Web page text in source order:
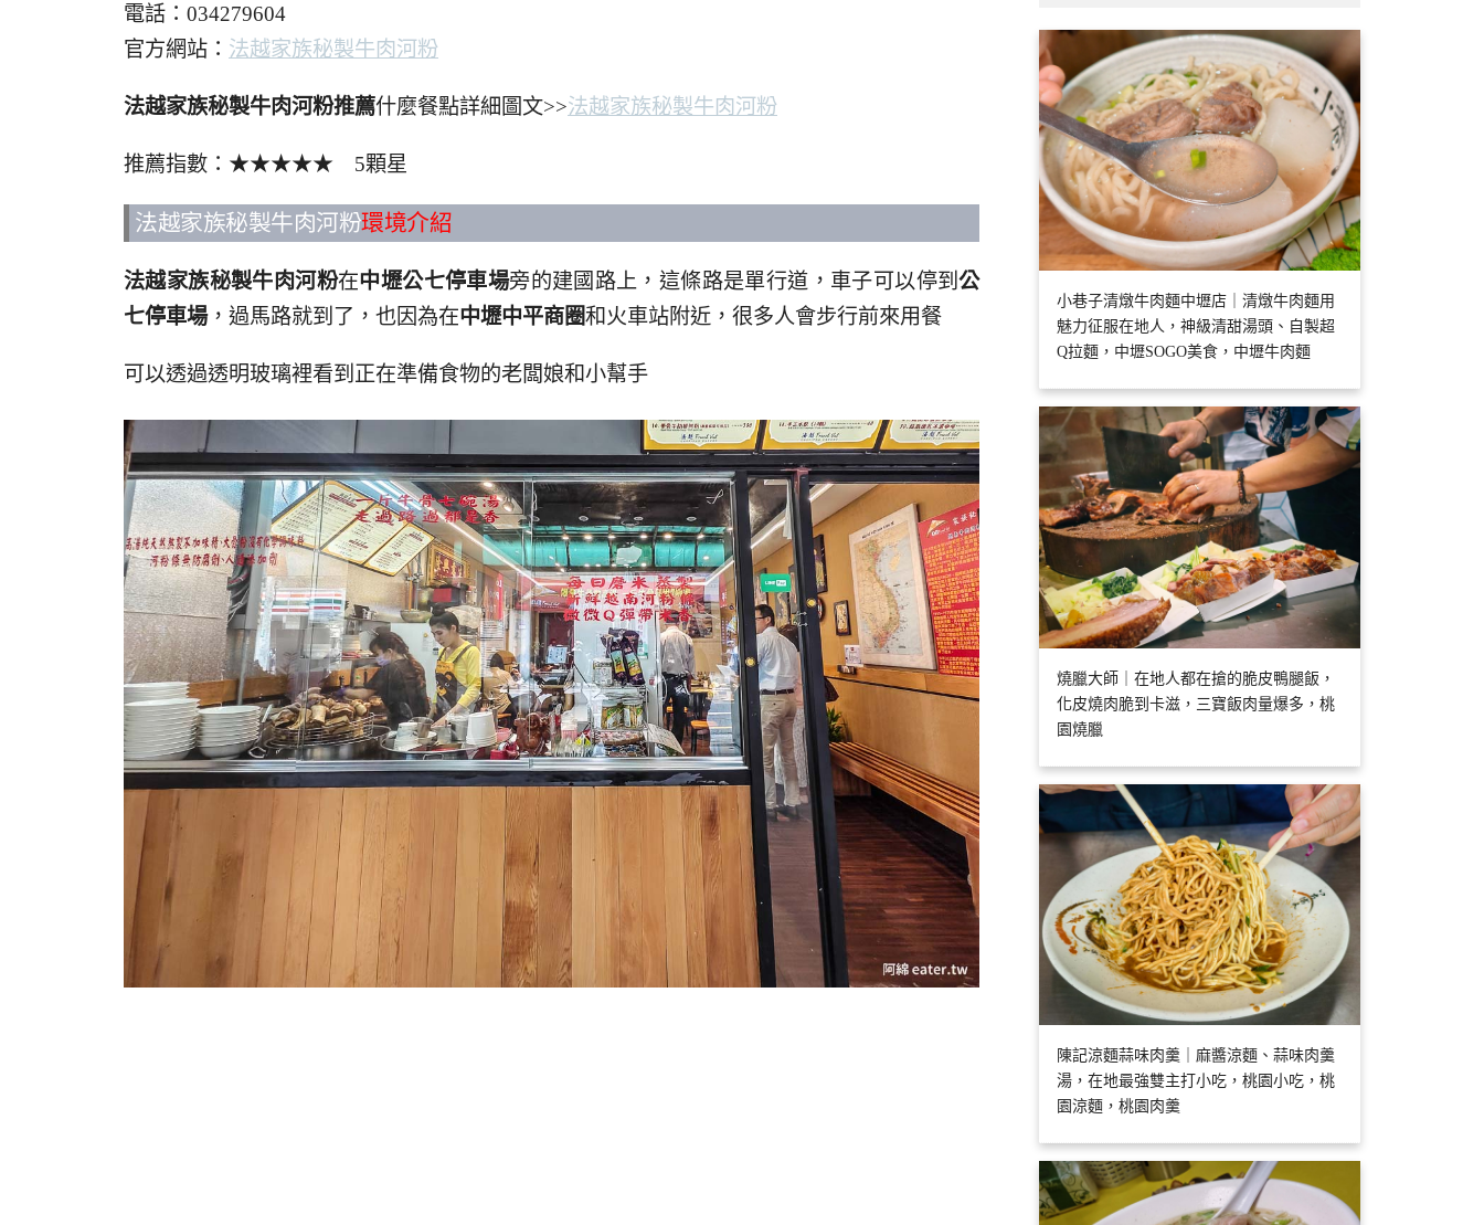
電話：034279604
官方網站： 法越家族秘製牛肉河粉
法越家族秘製牛肉河粉推薦什麼餐點詳細圖文>>法越家族秘製牛肉河粉
推薦指數：★★★★★ 5顆星
法越家族秘製牛肉河粉環境介紹
法越家族秘製牛肉河粉在中壢公七停車場旁的建國路上，這條路是單行道，車子可以停到公
七停車場，過馬路就到了，也因為在中壢中平商圈和火車站附近，很多人會步行前來用餐
可以透過透明玻璃裡看到正在準備食物的老闆娘和小幫手
小巷子清燉牛肉麵中壢店｜清燉牛肉麵用
魅力征服在地人，神級清甜湯頭、自製超
Q拉麵，中壢SOGO美食，中壢牛肉麵
燒臘大師｜在地人都在搶的脆皮鴨腿飯，
化皮燒肉脆到卡滋，三寶飯肉量爆多，桃
園燒臘
陳記涼麵蒜味肉羹｜麻醬涼麵、蒜味肉羹
湯，在地最強雙主打小吃，桃園小吃，桃
園涼麵，桃園肉羹